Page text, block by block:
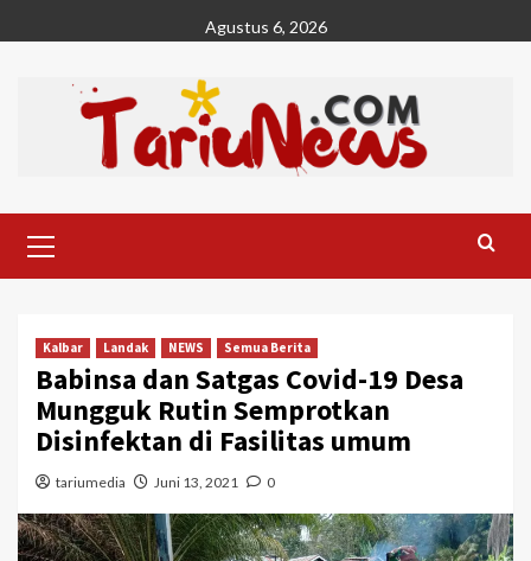
to
Agustus 6, 2026
Menu
Kalbar Landak NEWS Semua Berita
Babinsa dan Satgas Covid-19 Desa
Mungguk Rutin Semprotkan
Disinfektan di Fasilitas umum
tariumedia Juni 13, 2021 0